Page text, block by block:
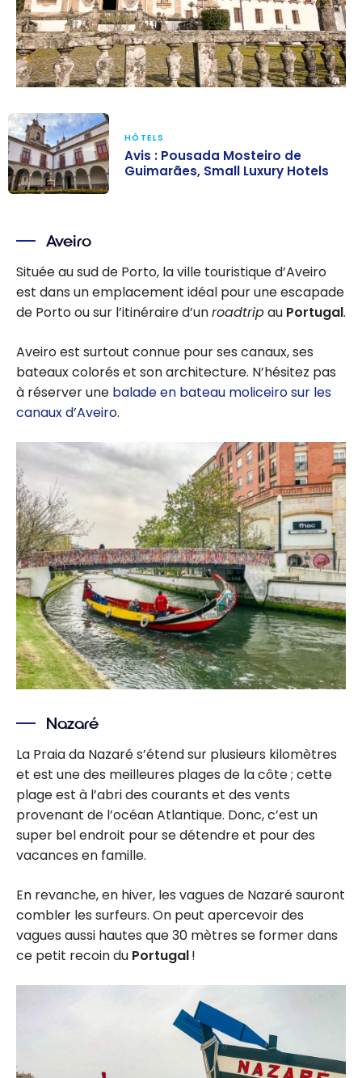
Guimarães,
Small Luxury
Hotels
HÔTELS
Avis : Pousada Mosteiro de
Guimarães, Small Luxury Hotels
Aveiro
Située au sud de Porto, la ville touristique d’Aveiro
est dans un emplacement idéal pour une escapade
de Porto ou sur l’itinéraire d’unroadtripau Portugal.
Aveiro est surtout connue pour ses canaux, ses
bateaux colorés et son architecture. N’hésitez pas
à réserver une balade en bateau moliceiro sur les
canaux d’Aveiro.
Nazaré
La Praia da Nazaré s’étend sur plusieurs kilomètres
et est une des meilleures plages de la côte ; cette
plage est à l’abri des courants et des vents
provenant de l’océan Atlantique. Donc, c’est un
super bel endroit pour se détendre et pour des
vacances en famille.
En revanche, en hiver, les vagues de Nazaré sauront
combler les surfeurs. On peut apercevoir des
vagues aussi hautes que 30 mètres se former dans
ce petit recoin du Portugal!